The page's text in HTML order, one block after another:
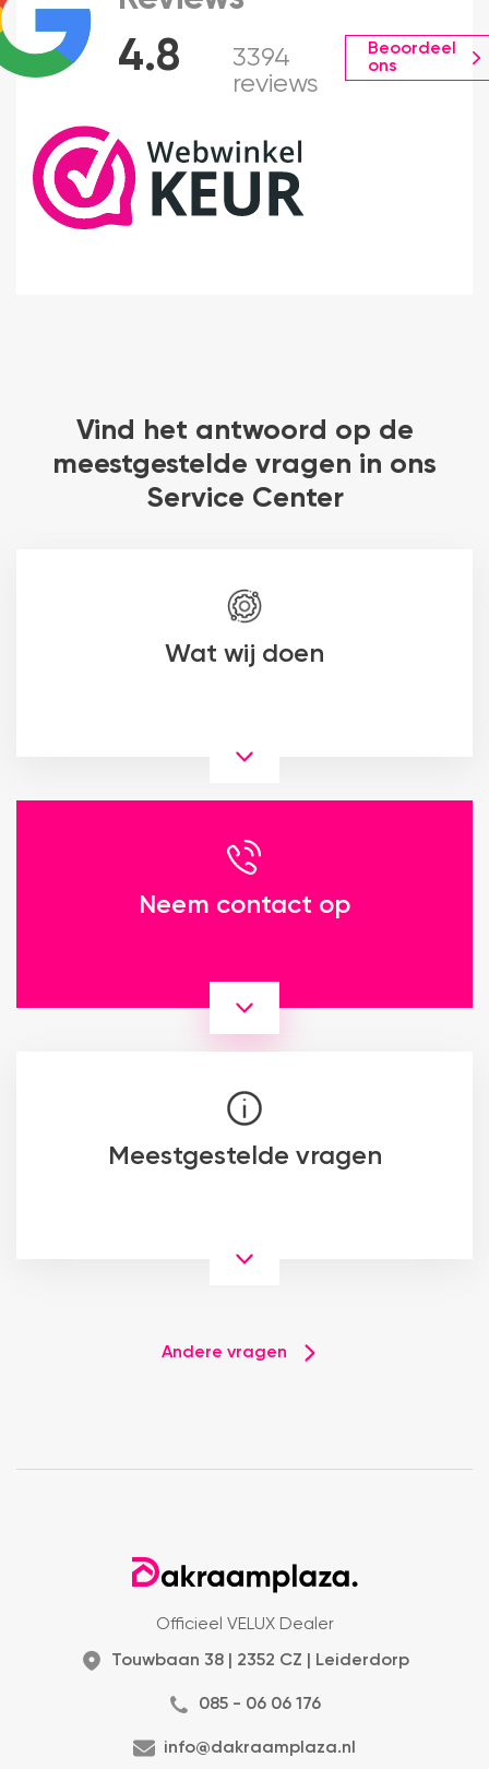
4.8
3394
reviews
Beoordeel
ons
Vind het antwoord op de
meestgestelde vragen in ons
Service Center
Wat wij doen
Neem contact op
Meestgestelde vragen
Andere vragen
Officieel VELUX Dealer
Touwbaan 38 | 2352 CZ | Leiderdorp
085 - 06 06 176
info@dakraamplaza.nl